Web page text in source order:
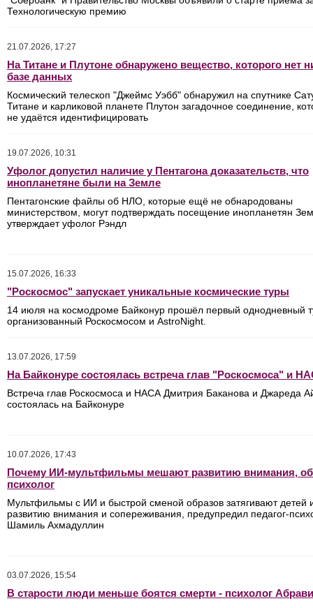
Технологическую премию
21.07.2026, 17:27
На Титане и Плутоне обнаружено вещество, которого нет
базе данных
Космический телескоп "Джеймс Уэбб" обнаружил на спутнике
Титане и карликовой планете Плутон загадочное соединение,
не удаётся идентифицировать
19.07.2026, 10:31
Уфолог допустил наличие у Пентагона доказательств, что
инопланетяне были на Земле
Пентагонские файлы об НЛО, которые ещё не обнародованы
министерством, могут подтверждать посещение инопланетян
утверждает уфолог Рэндл
15.07.2026, 16:33
"Роскосмос" запускает уникальные космические туры
14 июля на космодроме Байконур прошёл первый однодневный
организованный Роскосмосом и AstroNight.
13.07.2026, 17:59
На Байконуре состоялась встреча глав "Роскосмоса" и
Встреча глав Роскосмоса и НАСА Дмитрия Баканова и Джареда
состоялась на Байконуре
10.07.2026, 17:43
Почему ИИ-мультфильмы мешают развитию внимания,
психолог
Мультфильмы с ИИ и быстрой сменой образов затягивают
развитию внимания и сопереживания, предупредил педагог-
Шамиль Ахмадуллин
03.07.2026, 15:54
В старости люди меньше боятся смерти - психолог